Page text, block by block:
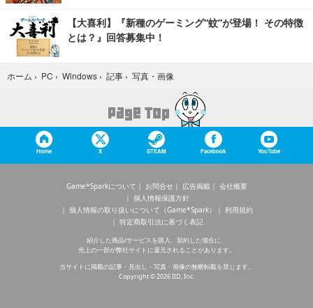
【大喜利】『新種のゲーミング“蚊”が登場！ その特徴
とは？』回答募集中！
ホーム › PC › Windows › 記事 › 写真・画像
Home X STEAM Facebook YouTube
Game*Sparkについて お問合せ 広告掲載
会社概要
個人情報保護方針
個人情報の取り扱いについて（Game*Spark）
利用規約
特定商取引法に基づく表記
紹介した商品/サービスを購入、契約した場合に、
売上の一部が弊社サイトに還元されることがあります。
当サイトに掲載の記事・見出し・写真・画像の無断転載を禁じます。
Copyright © 2026 IID, Inc.